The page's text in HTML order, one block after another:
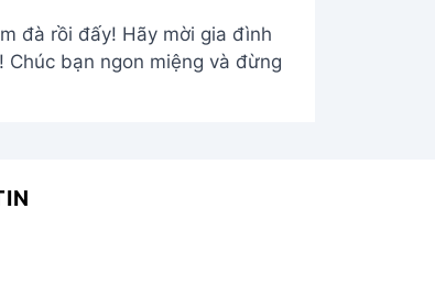
đà rồi đấy! Hãy mời gia đình
bạn ngon miệng và đừng